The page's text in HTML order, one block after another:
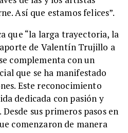
Así que estamos felices”.
que “la larga trayectoria, la
de Valentín Trujillo a
complementa con un
que se ha manifestado
Este reconocimiento
dedicada con pasión y
sus primeros pasos en
comenzaron de manera